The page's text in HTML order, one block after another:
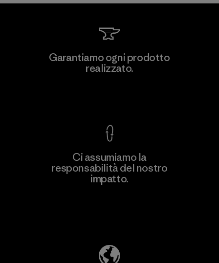
Scopri di più
Nester Hosiery
Garantiamo ogni prodotto
realizzato.
Ci assumiamo la
responsabilità del nostro
impatto.